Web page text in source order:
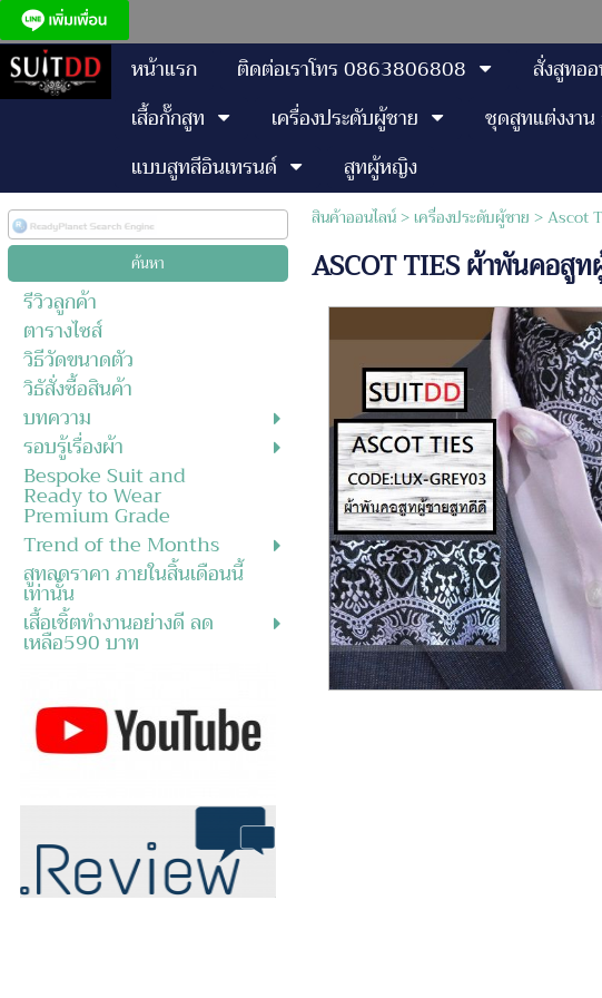
หน้าแรก ติดต่อเราโทร 0863806808 สั่งสูทอ
เสื้อกั๊กสูท
เครื่องประดับผู้ชาย ชุดสูทแต่งงาน
แบบสูทสีอินเทรนด์
สูทผู้หญิง
รีวิวลูกค้า
ตารางไซส์
วิธีวัดขนาดตัว
วิธัสั่งซื้อสินค้า
บทความ
รอบรู้เรื่องผ้า
Bespoke Suit and
Ready to Wear
Premium Grade
Trend of the Months
สูทลดราคา ภายในสิ้นเดือนนี้
เท่านั้น
เสื้อเชิ้ตทำงานอย่างดี ลด
เหลือ590 บาท
สินค้าออนไลน์>เครื่องประดับผู้ชาย >Ascot
ASCOT TIES ผ้าพันคอสูท